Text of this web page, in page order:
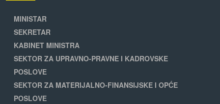
MINISTAR
SEKRETAR
KABINET MINISTRA
SEKTOR ZA UPRAVNO-PRAVNE I KADROVSKE
POSLOVE
SEKTOR ZA MATERIJALNO-FINANSIJSKE I OPĆE
POSLOVE